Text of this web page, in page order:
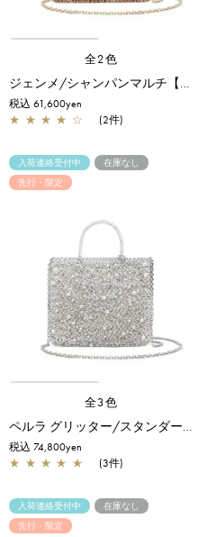
全2色
ジェンメ/シャンパンマルチ【一部店舗先行販売商品】
税込 61,600yen
★ ★ ★ ★ ☆ (2件)
入荷連絡受付中
在庫なし
先行・限定
全3色
ペルラ グリッター/スタンダード Z/シルバー【一部店舗先行販売商品】
税込 74,800yen
★ ★ ★ ★ ★ (3件)
入荷連絡受付中
在庫なし
先行・限定